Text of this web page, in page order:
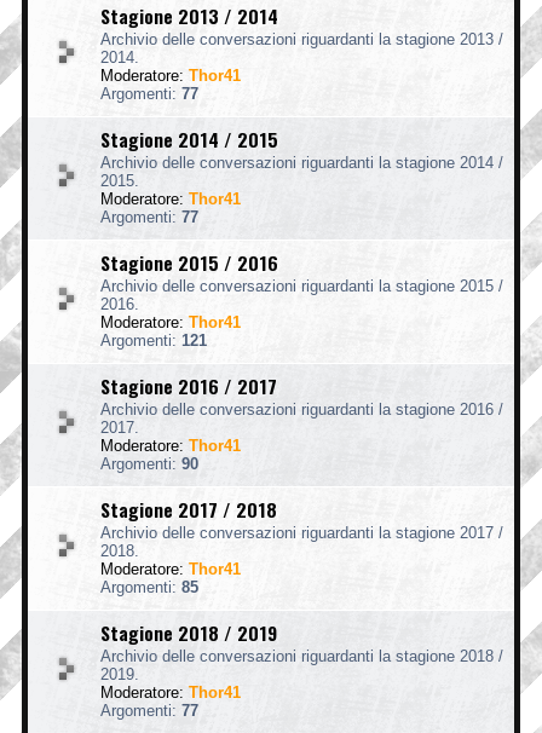
Stagione 2013 / 2014
Archivio delle conversazioni riguardanti la stagione 2013 /
2014.
Moderatore: Thor41
Argomenti: 77
Stagione 2014 / 2015
Archivio delle conversazioni riguardanti la stagione 2014 /
2015.
Moderatore: Thor41
Argomenti: 77
Stagione 2015 / 2016
Archivio delle conversazioni riguardanti la stagione 2015 /
2016.
Moderatore: Thor41
Argomenti: 121
Stagione 2016 / 2017
Archivio delle conversazioni riguardanti la stagione 2016 /
2017.
Moderatore: Thor41
Argomenti: 90
Stagione 2017 / 2018
Archivio delle conversazioni riguardanti la stagione 2017 /
2018.
Moderatore: Thor41
Argomenti: 85
Stagione 2018 / 2019
Archivio delle conversazioni riguardanti la stagione 2018 /
2019.
Moderatore: Thor41
Argomenti: 77